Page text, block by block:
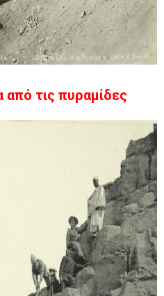
από τις πυραμίδες